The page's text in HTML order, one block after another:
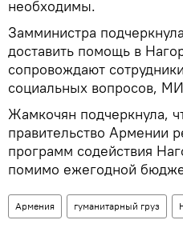
необходимы.
Замминистра
доставить помощь в
сопровождают
социальных вопросов,
Жамкочян подчеркнула,
правительство Армении
программ содействия
помимо ежегодной
Армения гуманитарный груз